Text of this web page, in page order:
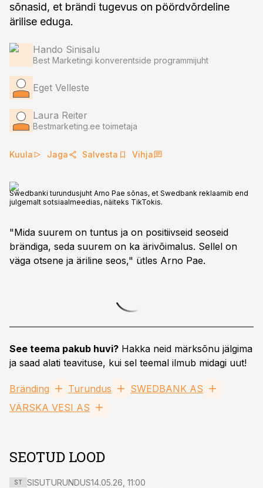
sõnasid, et brändi tugevus on pöördvõrdeline
ärilise eduga.
Hando Sinisalu
Best Marketingi konverentside programmijuht
Eget Velleste
Laura Reiter
Bestmarketing.ee toimetaja
Kuula Jaga Salvesta Vihja
Swedbanki turundusjuht Arno Pae sõnas, et Swedbank reklaamib end
julgemalt sotsiaalmeedias, näiteks TikTokis.
"Mida suurem on tuntus ja on positiivseid seoseid
brändiga, seda suurem on ka ärivõimalus. Sellel on
väga otsene ja äriline seos," ütles Arno Pae.
See teema pakub huvi? Hakka neid märksõnu jälgima
ja saad alati teavituse, kui sel teemal ilmub midagi uut!
Bränding Turundus
SWEDBANK AS
VÄRSKA VESI AS
SEOTUD LOOD
ST SISUTURUNDUS14.05.26, 11:00